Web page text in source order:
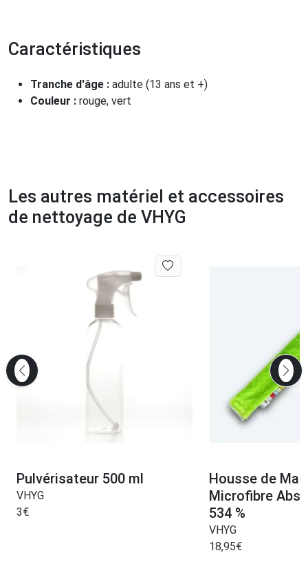
Caractéristiques
Tranche d'âge : adulte (13 ans et +)
Couleur : rouge, vert
Les autres matériel et accessoires
de nettoyage de VHYG
Pulvérisateur 500 ml
VHYG
3€
Housse de
Microfibre
534 %
VHYG
18,95€